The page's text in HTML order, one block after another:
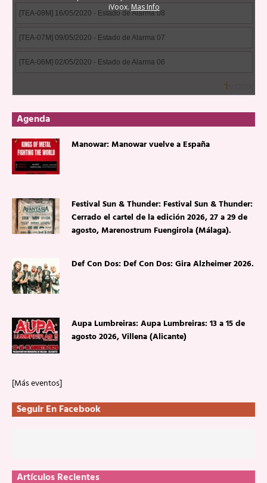
Agenda
Manowar: Manowar vuelve a España
Festival Sun & Thunder: Festival Sun & Thunder:
Cerrado el cartel de la edición 2026, 27 a 29 de
agosto, Marenostrum Fuengirola (Málaga).
Def Con Dos: Def Con Dos: Gira Alzheimer 2026.
Aupa Lumbreiras: Aupa Lumbreiras: 13 a 15 de
agosto 2026, Villena (Alicante)
[Más eventos]
Seguir En Facebook
Artículos Recientes